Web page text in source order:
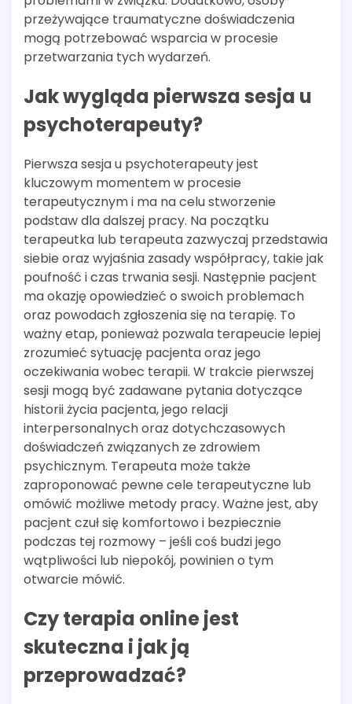
przeżywające traumatyczne doświadczenia
mogą potrzebować wsparcia w procesie
przetwarzania tych wydarzeń.
Jak wygląda pierwsza sesja u
psychoterapeuty?
Pierwsza sesja u psychoterapeuty jest
kluczowym momentem w procesie
terapeutycznym i ma na celu stworzenie
podstaw dla dalszej pracy. Na początku
terapeutka lub terapeuta zazwyczaj przedstawia
siebie oraz wyjaśnia zasady współpracy, takie jak
poufność i czas trwania sesji. Następnie pacjent
ma okazję opowiedzieć o swoich problemach
oraz powodach zgłoszenia się na terapię. To
ważny etap, ponieważ pozwala terapeucie lepiej
zrozumieć sytuację pacjenta oraz jego
oczekiwania wobec terapii. W trakcie pierwszej
sesji mogą być zadawane pytania dotyczące
historii życia pacjenta, jego relacji
interpersonalnych oraz dotychczasowych
doświadczeń związanych ze zdrowiem
psychicznym. Terapeuta może także
zaproponować pewne cele terapeutyczne lub
omówić możliwe metody pracy. Ważne jest, aby
pacjent czuł się komfortowo i bezpiecznie
podczas tej rozmowy – jeśli coś budzi jego
wątpliwości lub niepokój, powinien o tym
otwarcie mówić.
Czy terapia online jest
skuteczna i jak ją
przeprowadzać?